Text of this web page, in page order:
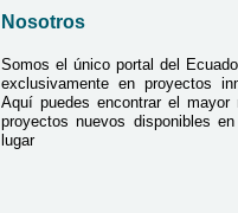
Nosotros
Somos el único portal del
exclusivamente en proyectos
Aquí puedes encontrar el mayor
proyectos nuevos disponibles
lugar